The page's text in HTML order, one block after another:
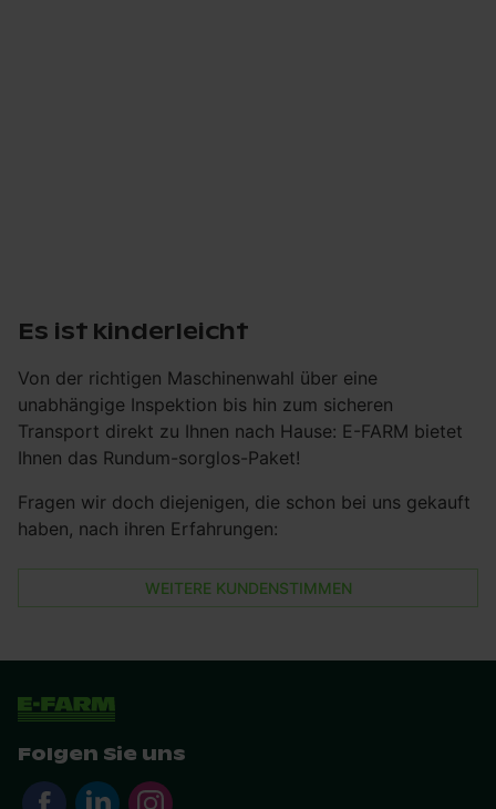
Es ist kinderleicht
Von der richtigen Maschinenwahl über eine
unabhängige Inspektion bis hin zum sicheren
Transport direkt zu Ihnen nach Hause: E-FARM bietet
Ihnen das Rundum-sorglos-Paket!
Fragen wir doch diejenigen, die schon bei uns gekauft
haben, nach ihren Erfahrungen:
WEITERE KUNDENSTIMMEN
Folgen Sie uns